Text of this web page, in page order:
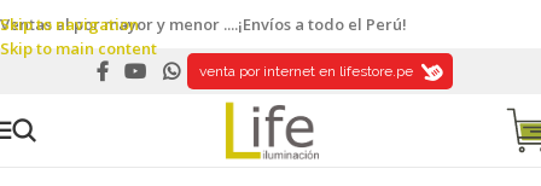
Skip to navigation
Skip to main content
Ventas al por mayor y menor ....¡Envíos a todo el Perú!
venta por internet en lifestore.pe